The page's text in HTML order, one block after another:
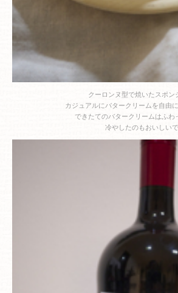
クーロンヌ型で焼いたスポン
カジュアルにバタークリームを自由
できたてのバタークリームはふわ
冷やしたのもおいしいで